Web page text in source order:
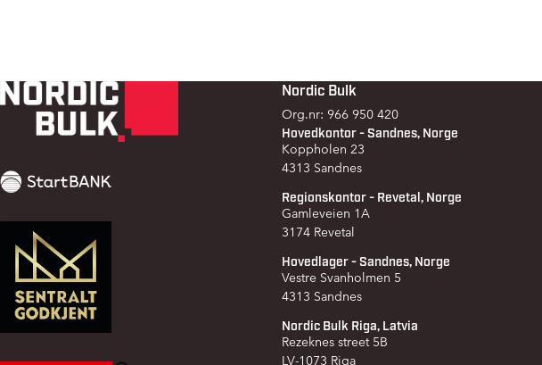
Footer Nordic Bulk
Org.nr: 966 950 420
Hovedkontor - Sandnes, Norge
Koppholen 23
4313 Sandnes
Regionskontor - Revetal, Norge
Gamleveien 1A
3174 Revetal
Hovedlager - Sandnes, Norge
Vestre Svanholmen 5
4313 Sandnes
Nordic Bulk Riga, Latvia
Rezeknes street 5B
LV-1073 Riga